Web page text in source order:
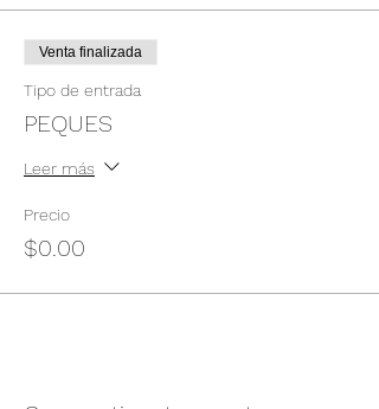
Venta finalizada
Tipo de entrada
PEQUES
Leer más
Precio
$0.00